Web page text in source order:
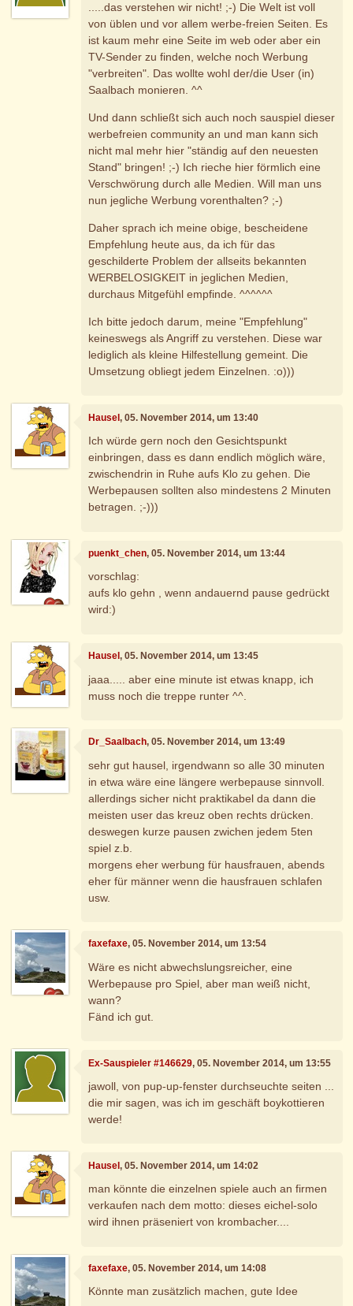
.....das verstehen wir nicht! ;-) Die Welt ist voll
von üblen und vor allem werbe-freien Seiten. Es
ist kaum mehr eine Seite im web oder aber ein
TV-Sender zu finden, welche noch Werbung
"verbreiten". Das wollte wohl der/die User (in)
Saalbach monieren. ^^
Und dann schließt sich auch noch sauspiel dieser
werbefreien community an und man kann sich
nicht mal mehr hier "ständig auf den neuesten
Stand" bringen! ;-) Ich rieche hier förmlich eine
Verschwörung durch alle Medien. Will man uns
nun jegliche Werbung vorenthalten? ;-)
Daher sprach ich meine obige, bescheidene
Empfehlung heute aus, da ich für das
geschilderte Problem der allseits bekannten
WERBELOSIGKEIT in jeglichen Medien,
durchaus Mitgefühl empfinde. ^^^^^^
Ich bitte jedoch darum, meine "Empfehlung"
keineswegs als Angriff zu verstehen. Diese war
lediglich als kleine Hilfestellung gemeint. Die
Umsetzung obliegt jedem Einzelnen. :o)))
Hausel, 05. November 2014, um 13:40
Ich würde gern noch den Gesichtspunkt
einbringen, dass es dann endlich möglich wäre,
zwischendrin in Ruhe aufs Klo zu gehen. Die
Werbepausen sollten also mindestens 2 Minuten
betragen. ;-)))
puenkt_chen, 05. November 2014, um 13:44
vorschlag:
aufs klo gehn , wenn andauernd pause gedrückt
wird:)
Hausel, 05. November 2014, um 13:45
jaaa..... aber eine minute ist etwas knapp, ich
muss noch die treppe runter ^^.
Dr_Saalbach, 05. November 2014, um 13:49
sehr gut hausel, irgendwann so alle 30 minuten
in etwa wäre eine längere werbepause sinnvoll.
allerdings sicher nicht praktikabel da dann die
meisten user das kreuz oben rechts drücken.
deswegen kurze pausen zwichen jedem 5ten
spiel z.b.
morgens eher werbung für hausfrauen, abends
eher für männer wenn die hausfrauen schlafen
usw.
faxefaxe, 05. November 2014, um 13:54
Wäre es nicht abwechslungsreicher, eine
Werbepause pro Spiel, aber man weiß nicht,
wann?
Fänd ich gut.
Ex-Sauspieler #146629, 05. November 2014, um 13:55
jawoll, von pup-up-fenster durchseuchte seiten ...
die mir sagen, was ich im geschäft boykottieren
werde!
Hausel, 05. November 2014, um 14:02
man könnte die einzelnen spiele auch an firmen
verkaufen nach dem motto: dieses eichel-solo
wird ihnen präseniert von krombacher....
faxefaxe, 05. November 2014, um 14:08
Könnte man zusätzlich machen, gute Idee